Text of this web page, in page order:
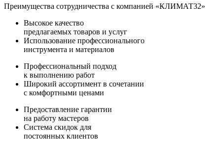
Преимущества сотрудничества с компанией «КЛИМАТ32»
Высокое качество
предлагаемых товаров и услуг
Использование профессионального
инструмента и материалов
Профессиональный подход
к выполнению работ
Широкий ассортимент в сочетании
с комфортными ценами
Предоставление гарантии
на работу мастеров
Система скидок для
постоянных клиентов